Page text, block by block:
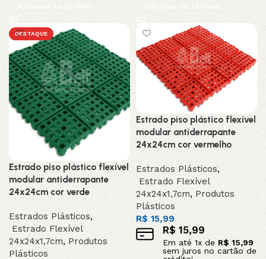
Adicionar ao carrinho Adicionar ao carrinho
DESTAQUE
Estrado piso plástico flexível
modular antiderrapante
24x24cm cor verde
Estrados Plásticos,
Estrado Flexível
24x24x1,7cm, Produtos
Plásticos
Estrado piso plástico flexível
modular antiderrapante
24x24cm cor vermelho
Estrados Plásticos,
Estrado Flexível
24x24x1,7cm,Produtos
Plásticos
R$ 15,99
R$15,99
Em até 1x deR$15,99
sem juros no cartão de